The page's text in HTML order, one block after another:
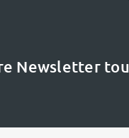
Newsletter